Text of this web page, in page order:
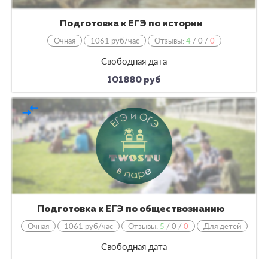
Подготовка к ЕГЭ по истории
Очная
1061 руб/час Отзывы:4 /0 /0
Свободная дата
101880 руб
compare_arrows
Подготовка к ЕГЭ по обществознанию
Очная
1061 руб/час Отзывы: 5 /0 /0 Для детей
Свободная дата